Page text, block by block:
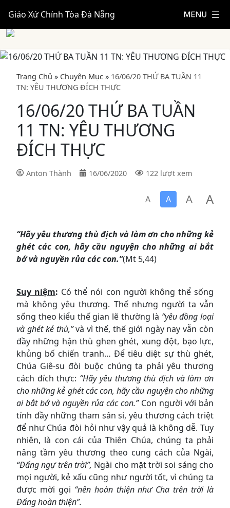
Giáo Xứ Chính Tòa Đà Nẵng
Trang Chủ » Chuyên Mục » 16/06/20 THỨ BA TUẦN 11
TN: YÊU THƯƠNG ĐÍCH THỰC
16/06/20 THỨ BA TUẦN
11 TN: YÊU THƯƠNG
ĐÍCH THỰC
Anton Thành 16/06/2020 122 lượt xem
A A A A
“Hãy yêu thương thù địch và làm ơn cho những kẻ
ghét các con, hãy cầu nguyện cho những ai bắt
bớ và nguyền rủa các con.”(Mt 5,44)
Suy niệm: Có thể nói con người không thể sống
mà không yêu thương. Thế nhưng người ta vẫn
sống theo kiểu thế gian lẽ thường là “yêu đồng loại
và ghét kẻ thù,”và vì thế, thế giới ngày nay vẫn còn
đầy những hận thù ghen ghét, xung đột, bạo lực,
khủng bố chiến tranh… Để tiêu diệt sự thù ghét,
Chúa Giê-su đòi buộc chúng ta phải yêu thương
cách đích thực: “Hãy yêu thương thù địch và làm ơn
cho những kẻ ghét các con, hãy cầu nguyện cho những
ai bắt bớ và nguyền rủa các con.”Con người với bản
tính đầy những tham sân si, yêu thương cách triệt
để như Chúa đòi hỏi như vậy quả là không dễ. Tuy
nhiên, là con cái của Thiên Chúa, chúng ta phải
nâng tầm yêu thương theo cung cách của Ngài,
“Đấng ngự trên trời”, Ngài cho mặt trời soi sáng cho
mọi người, kẻ xấu cũng như người tốt, vì chúng ta
được mời gọi “nên hoàn thiện như Cha trên trời là
Đấng hoàn thiện”.